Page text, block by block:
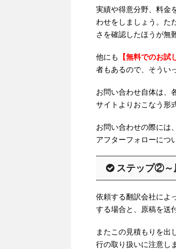
実績や得意分野、料金
わせをしましょう。た
さを確認したほうが無
他にも 【無料でのお試
者もあるので、そうい
お問い合わせ自体は、
サイトよりおこなう形
お問い合わせの際には
アフターフォローにつ
ステップ②～
依頼する翻訳会社によ
する場合と、原稿を送
またこの見積もりを出
行の取り扱いに注意し